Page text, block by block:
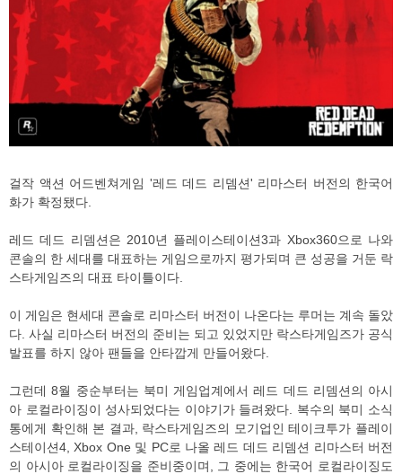
걸작 액션 어드벤쳐게임 '레드 데드 리뎀션' 리마스터 버전의 한국어
화가 확정됐다.
레드 데드 리뎀션은 2010년 플레이스테이션3과 Xbox360으로 나와
콘솔의 한 세대를 대표하는 게임으로까지 평가되며 큰 성공을 거둔 락
스타게임즈의 대표 타이틀이다.
이 게임은 현세대 콘솔로 리마스터 버전이 나온다는 루머는 계속 돌았
다. 사실 리마스터 버전의 준비는 되고 있었지만 락스타게임즈가 공식
발표를 하지 않아 팬들을 안타깝게 만들어왔다.
그런데 8월 중순부터는 북미 게임업계에서 레드 데드 리뎀션의 아시
아 로컬라이징이 성사되었다는 이야기가 들려왔다. 복수의 북미 소식
통에게 확인해 본 결과, 락스타게임즈의 모기업인 테이크투가 플레이
스테이션4, Xbox One 및 PC로 나올 레드 데드 리뎀션 리마스터 버전
의 아시아 로컬라이징을 준비중이며, 그 중에는 한국어 로컬라이징도